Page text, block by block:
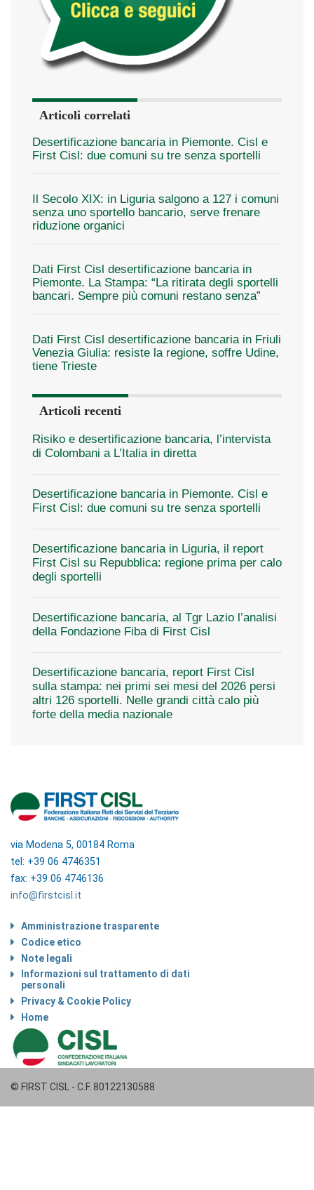
Articoli correlati
Desertificazione bancaria in Piemonte. Cisl e
First Cisl: due comuni su tre senza sportelli
Il Secolo XIX: in Liguria salgono a 127 i comuni
senza uno sportello bancario, serve frenare
riduzione organici
Dati First Cisl desertificazione bancaria in
Piemonte. La Stampa: “La ritirata degli sportelli
bancari. Sempre più comuni restano senza”
Dati First Cisl desertificazione bancaria in Friuli
Venezia Giulia: resiste la regione, soffre Udine,
tiene Trieste
Articoli recenti
Risiko e desertificazione bancaria, l’intervista
di Colombani a L’Italia in diretta
Desertificazione bancaria in Piemonte. Cisl e
First Cisl: due comuni su tre senza sportelli
Desertificazione bancaria in Liguria, il report
First Cisl su Repubblica: regione prima per calo
degli sportelli
Desertificazione bancaria, al Tgr Lazio l’analisi
della Fondazione Fiba di First Cisl
Desertificazione bancaria, report First Cisl
sulla stampa: nei primi sei mesi del 2026 persi
altri 126 sportelli. Nelle grandi città calo più
forte della media nazionale
via Modena 5, 00184 Roma
tel: +39 06 4746351
fax: +39 06 4746136
info@firstcisl.it
Amministrazione trasparente
Codice etico
Note legali
Informazioni sul trattamento di dati
personali
Privacy & Cookie Policy
Home
© FIRST CISL - C.F. 80122130588